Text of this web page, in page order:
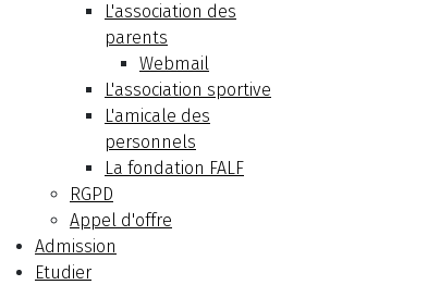
L'association des
parents
Webmail
L'association sportive
L'amicale des
personnels
La fondation FALF
RGPD
Appel d'offre
Admission
Etudier